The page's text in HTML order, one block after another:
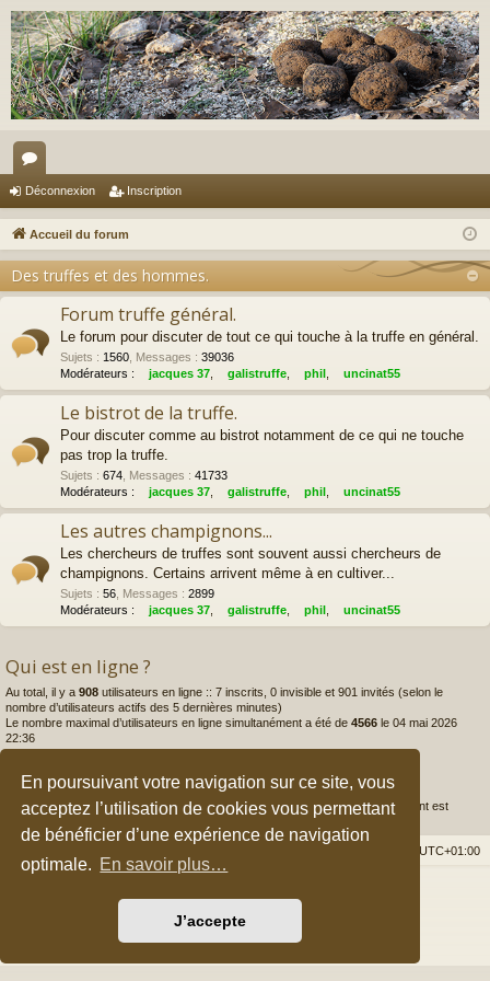
En poursuivant votre navigation sur ce site, vous
acceptez l’utilisation de cookies vous permettant
de bénéficier d’une expérience de navigation
optimale. En savoir plus…
J’accepte
or
u
s
Déconnexion Inscription
Accueil du forum
Des truffes et des hommes.
Forum truffe général.
Le forum pour discuter de tout ce qui touche à la truffe en général.
Sujets : 1560, Messages : 39036
Modérateurs :
jacques 37, galistruffe, phil , uncinat55
Le bistrot de la truffe.
Pour discuter comme au bistrot notamment de ce qui ne touche
pas trop la truffe.
Sujets : 674, Messages : 41733
Modérateurs :
jacques 37, galistruffe, phil , uncinat55
Les autres champignons...
Les chercheurs de truffes sont souvent aussi chercheurs de
champignons. Certains arrivent même à en cultiver...
Sujets : 56, Messages : 2899
Modérateurs :
jacques 37, galistruffe, phil , uncinat55
Qui est en ligne ?
Au total, il y a 908 utilisateurs en ligne :: 7 inscrits, 0 invisible et 901 invités (selon le
nombre d’utilisateurs actifs des 5 dernières minutes)
Le nombre maximal d’utilisateurs en ligne simultanément a été de 4566 le 04 mai 2026
22:36
Statistiques
175981messages •3933sujets •4277membres • Notre membre le plus récent est
UTC+01:00
halilesen
Traduction française officielle
Confidentialité|Conditions